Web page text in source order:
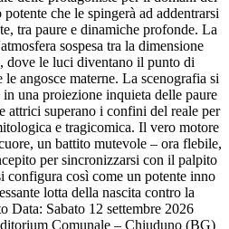
che le spingerà ad addentrarsi
tra paure e dinamiche profonde. La
sospesa tra la dimensione
dove le luci diventano il punto di
angosce materne. La scenografia si
una proiezione inquieta delle paure
attrici superano i confini del reale per
e tragicomica. Il vero motore
un battito mutevole – ora flebile,
per sincronizzarsi con il palpito
configura così come un potente inno
lotta della nascita contro la
Data: Sabato 12 settembre 2026
Comunale – Chiuduno (BG)